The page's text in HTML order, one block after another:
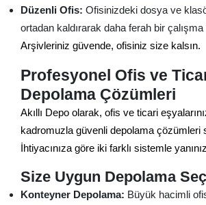
Düzenli Ofis: Ofisinizdeki dosya ve
ortadan kaldırarak daha ferah bir çalışma
Arşivleriniz güvende, ofisiniz size kalsın.
Profesyonel Ofis ve
Depolama Çözümleri
Akıllı Depo olarak, ofis ve ticari
kadromuzla güvenli depolama çözümleri
İhtiyacınıza göre iki farklı sistemle
Size Uygun Depolama
Konteyner Depolama: Büyük hacimli